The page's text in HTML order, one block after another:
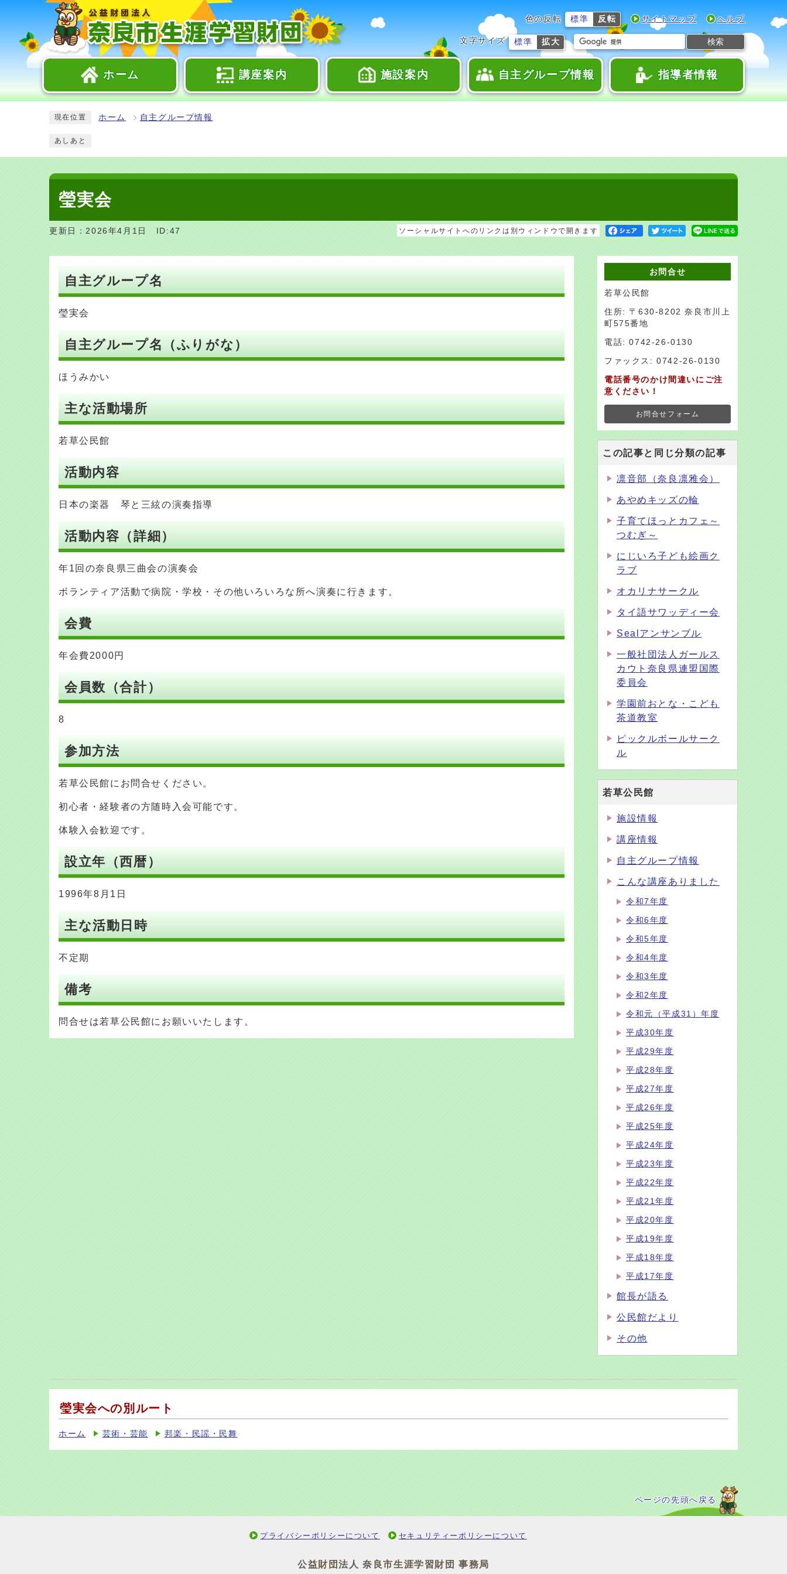
色の反転 標準 反転 サイトマップ ヘルプ
文字サイズ 標準 拡大 検索
ホーム 講座案内 施設案内 自主グループ情報 指導者情報
現在位置 ホーム 自主グループ情報
あしあと
瑩実会
更新日：2026年4月1日 ID:47 ソーシャルサイトへのリンクは別ウィンドウで開きます
自主グループ名
瑩実会
自主グループ名（ふりがな）
ほうみかい
主な活動場所
若草公民館
活動内容
日本の楽器 琴と三絃の演奏指導
活動内容（詳細）
年1回の奈良県三曲会の演奏会
ボランティア活動で病院・学校・その他いろいろな所へ演奏に行きます。
会費
年会費2000円
会員数（合計）
8
参加方法
若草公民館にお問合せください。
初心者・経験者の方随時入会可能です。
体験入会歓迎です。
設立年（西暦）
1996年8月1日
主な活動日時
不定期
備考
問合せは若草公民館にお願いいたします。
お問合せ
若草公民館
住所: 〒630-8202 奈良市川上
町575番地
電話: 0742-26-0130
ファックス: 0742-26-0130
電話番号のかけ間違いにご注
意ください！
お問合せフォーム
この記事と同じ分類の記事
凛音部（奈良凛雅会）
あやめキッズの輪
子育てほっとカフェ～
つむぎ～
にじいろ子ども絵画ク
ラブ
オカリナサークル
タイ語サワッディー会
Sealアンサンブル
一般社団法人ガールス
カウト奈良県連盟国際
委員会
学園前おとな・こども
茶道教室
ピックルボールサーク
ル
若草公民館
施設情報
講座情報
自主グループ情報
こんな講座ありました
令和7年度
令和6年度
令和5年度
令和4年度
令和3年度
令和2年度
令和元（平成31）年度
平成30年度
平成29年度
平成28年度
平成27年度
平成26年度
平成25年度
平成24年度
平成23年度
平成22年度
平成21年度
平成20年度
平成19年度
平成18年度
平成17年度
館長が語る
公民館だより
その他
瑩実会への別ルート
ホーム 芸術・芸能 邦楽・民謡・民舞
ページの先頭へ戻る
プライバシーポリシーについて セキュリティーポリシーについて
公益財団法人 奈良市生涯学習財団 事務局